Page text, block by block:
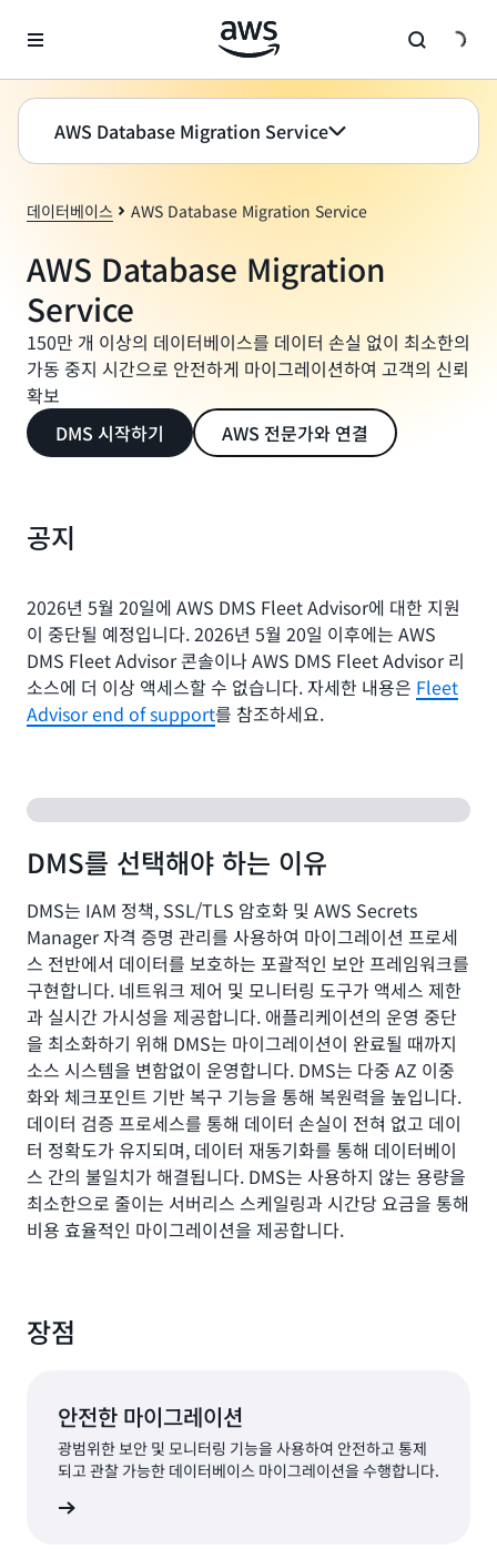
AWS Database Migration Service
데이터베이스 AWS Database Migration Service
AWS Database Migration
Service
150만 개 이상의 데이터베이스를 데이터 손실 없이 최소한의
가동 중지 시간으로 안전하게 마이그레이션하여 고객의 신뢰
확보
DMS 시작하기
AWS 전문가와 연결
공지
2026년 5월 20일에 AWS DMS Fleet Advisor에 대한 지원
이 중단될 예정입니다. 2026년 5월 20일 이후에는 AWS
DMS Fleet Advisor 콘솔이나 AWS DMS Fleet Advisor 리
소스에 더 이상 액세스할 수 없습니다. 자세한 내용은 Fleet
Advisor end of support를 참조하세요.
DMS를 선택해야 하는 이유
DMS는 IAM 정책, SSL/TLS 암호화 및 AWS Secrets
Manager 자격 증명 관리를 사용하여 마이그레이션 프로세
스 전반에서 데이터를 보호하는 포괄적인 보안 프레임워크를
구현합니다. 네트워크 제어 및 모니터링 도구가 액세스 제한
과 실시간 가시성을 제공합니다. 애플리케이션의 운영 중단
을 최소화하기 위해 DMS는 마이그레이션이 완료될 때까지
소스 시스템을 변함없이 운영합니다. DMS는 다중 AZ 이중
화와 체크포인트 기반 복구 기능을 통해 복원력을 높입니다.
데이터 검증 프로세스를 통해 데이터 손실이 전혀 없고 데이
터 정확도가 유지되며, 데이터 재동기화를 통해 데이터베이
스 간의 불일치가 해결됩니다. DMS는 사용하지 않는 용량을
최소한으로 줄이는 서버리스 스케일링과 시간당 요금을 통해
비용 효율적인 마이그레이션을 제공합니다.
장점
안전한 마이그레이션
광범위한 보안 및 모니터링 기능을 사용하여 안전하고 통제
되고 관찰 가능한 데이터베이스 마이그레이션을 수행합니다.